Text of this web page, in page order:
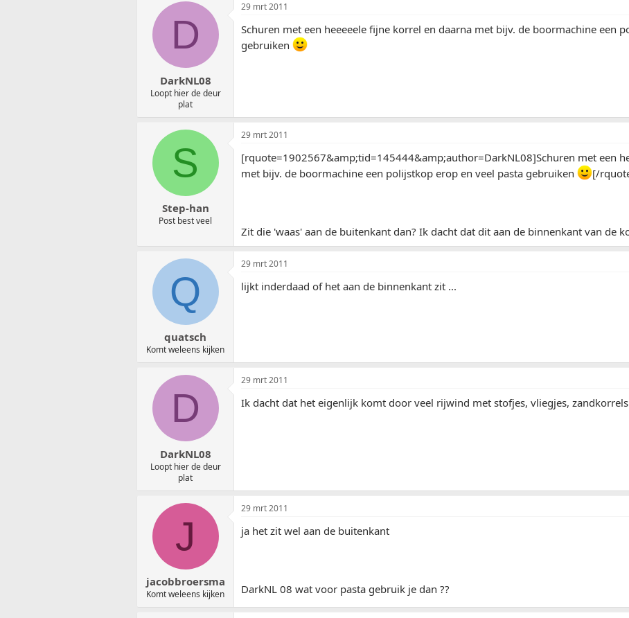
D
DarkNL08
Loopt hier de deur
plat
29 mrt 2011
Schuren met een heeeeele fijne korrel en daarna met bijv. de boormachine een
gebruiken
S
Step-han
Post best veel
29 mrt 2011
[rquote=1902567&amp;tid=145444&amp;author=DarkNL08]Schuren met een
met bijv. de boormachine een polijstkop erop en veel pasta gebruiken
[/
Zit die 'waas' aan de buitenkant dan? Ik dacht dat dit aan de binnenkant van de
Q
quatsch
Komt weleens kijken
29 mrt 2011
lijkt inderdaad of het aan de binnenkant zit ...
D
DarkNL08
Loopt hier de deur
plat
29 mrt 2011
Ik dacht dat het eigenlijk komt door veel rijwind met stofjes, vliegjes, zandkorrels
J
jacobbroersma
Komt weleens kijken
29 mrt 2011
ja het zit wel aan de buitenkant
DarkNL 08 wat voor pasta gebruik je dan ??